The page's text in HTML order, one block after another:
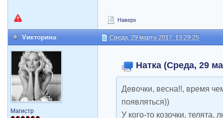
Наверх
Vикторина Среда, 29 марта 2017, 13:29:25
Магистр
Натка (Среда, 29
Девочки, весна!!, время
появляться))
У кого-то козочки,